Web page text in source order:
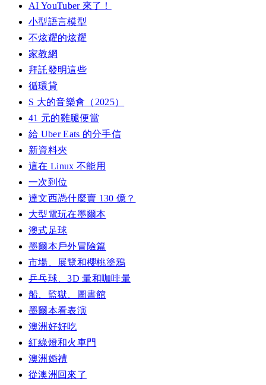
AI YouTuber 來了！
小型語言模型
不炫耀的炫耀
家教網
拜託發明這些
循環貸
S 大的音樂會（2025）
41 元的雞腿便當
給 Uber Eats 的分手信
新資料夾
這在 Linux 不能用
一次到位
達文西憑什麼賣 130 億？
大型電玩在墨爾本
澳式足球
墨爾本戶外冒險篇
市場、展覽和櫻桃塗鴉
乒乓球、3D 暈和咖啡暈
船、監獄、圖書館
墨爾本看表演
澳洲好好吃
紅綠燈和火車門
澳洲婚禮
從澳洲回來了